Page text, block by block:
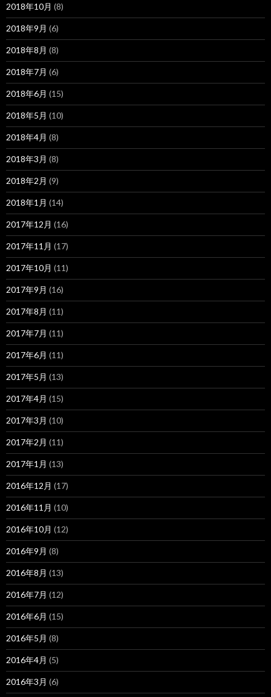
2018年10月 (8)
2018年9月 (6)
2018年8月 (8)
2018年7月 (6)
2018年6月 (15)
2018年5月 (10)
2018年4月 (8)
2018年3月 (8)
2018年2月 (9)
2018年1月 (14)
2017年12月 (16)
2017年11月 (17)
2017年10月 (11)
2017年9月 (16)
2017年8月 (11)
2017年7月 (11)
2017年6月 (11)
2017年5月 (13)
2017年4月 (15)
2017年3月 (10)
2017年2月 (11)
2017年1月 (13)
2016年12月 (17)
2016年11月 (10)
2016年10月 (12)
2016年9月 (8)
2016年8月 (13)
2016年7月 (12)
2016年6月 (15)
2016年5月 (8)
2016年4月 (5)
2016年3月 (6)